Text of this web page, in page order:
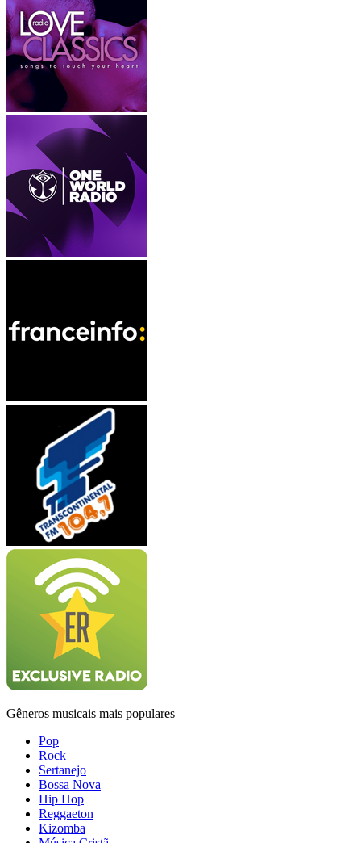
Gêneros musicais mais populares
Pop
Rock
Sertanejo
Bossa Nova
Hip Hop
Reggaeton
Kizomba